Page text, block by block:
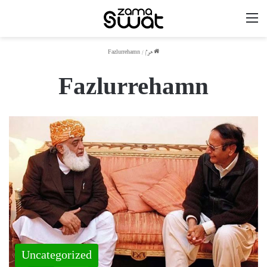
ھوم/
Fazlurrehamn
Fazlurrehamn
Uncategorized